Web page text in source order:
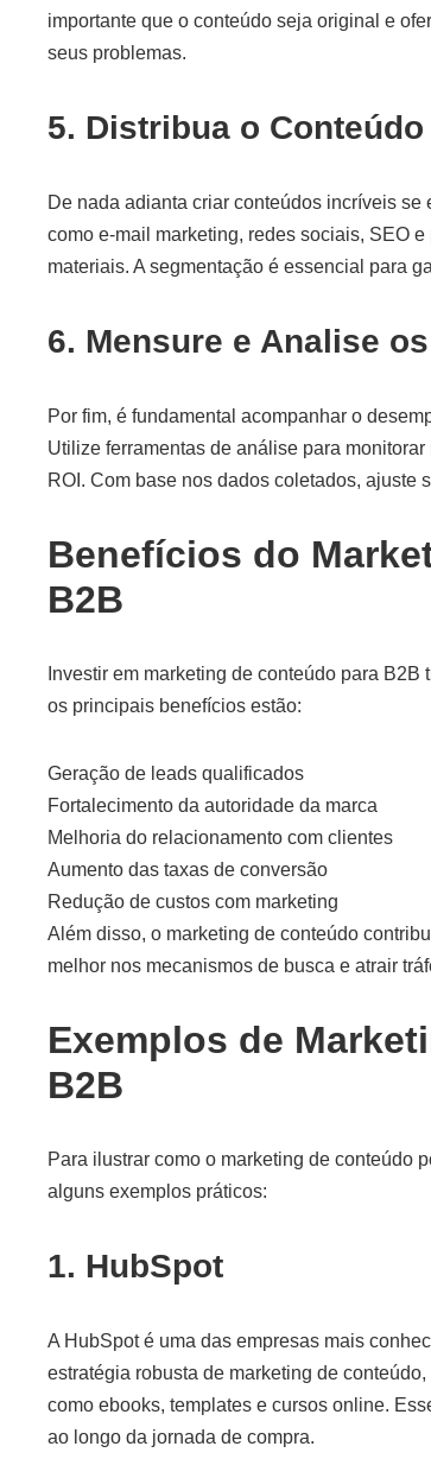
importante que o conteúdo seja original e
seus problemas.
5. Distribua o
De nada adianta criar conteúdos incríveis
como e-mail marketing, redes sociais, SEO
materiais. A segmentação é essencial para
6. Mensure e Analise
Por fim, é fundamental acompanhar o
Utilize ferramentas de análise para
ROI. Com base nos dados coletados, ajuste
Benefícios do
B2B
Investir em marketing de conteúdo para
os principais benefícios estão:
Geração de leads qualificados
Fortalecimento da autoridade da marca
Melhoria do relacionamento com clientes
Aumento das taxas de conversão
Redução de custos com marketing
Além disso, o marketing de conteúdo
melhor nos mecanismos de busca e atrair
Exemplos de
B2B
Para ilustrar como o marketing de conteúdo
alguns exemplos práticos:
1. HubSpot
A HubSpot é uma das empresas mais
estratégia robusta de marketing de
como ebooks, templates e cursos online.
ao longo da jornada de compra.